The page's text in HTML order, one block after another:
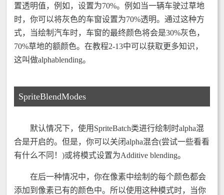
置透明值，例如，设置为70%。例如当一辆车驶过草地
时，你可以将灰色的车窗设置为70%透明。通过这种方
式，当绘制汽车时，车窗的最终颜色将会是30%灰色，
70%草地的额颜色。在教程2-13中可以获取更多知识，
这叫做alphablending。
SpriteBlendModes
默认情况下，使用SpriteBatch类进行绘制时alpha混
合是开启的。但是，你可以关闭alpha混合(尝试一些看看
有什么不同！)或将模式设置为Additive blending。
在后一种情况中，你在像素中绘制的每个颜色都会
添加到像素已有的颜色中。所以使用这种模式时，当你